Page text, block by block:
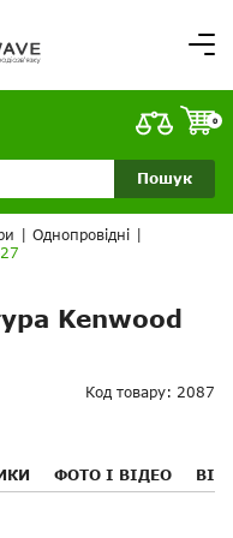
кабінет
Пошук
0
Однопровідні
Kenwood
Код товару: 2087
ФОТО І ВІДЕО